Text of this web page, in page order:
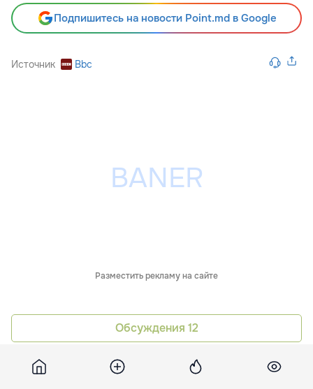
Подпишитесь на новости Point.md в Google
Источник Bbc
Разместить рекламу на сайте
Обсуждения 12
Похожие новости